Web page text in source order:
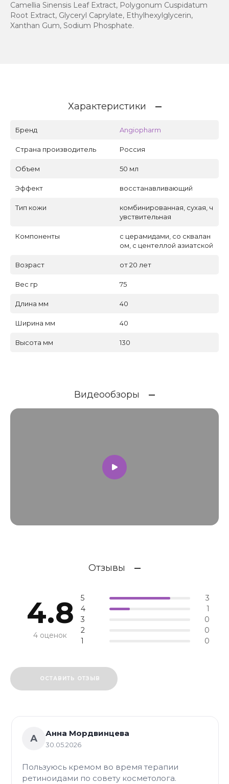
Camellia Sinensis Leaf Extract, Polygonum Cuspidatum
Root Extract, Glyceryl Caprylate, Ethylhexylglycerin,
Xanthan Gum, Sodium Phosphate.
Характеристики
Бренд Angiopharm
Страна производитель Россия
Объем 50 мл
Эффект восстанавливающий
Тип кожи
комбинированная, сухая, ч
увствительная
Компоненты
с церамидами, со сквалан
ом, с центеллой азиатской
Возраст от 20 лет
Вес гр 75
Длина мм 40
Ширина мм 40
Высота мм 130
Видеообзоры
Отзывы
4.8
4 оценок
5
3
4
1
3
0
2
0
1
0
ОСТАВИТЬ ОТЗЫВ
А Анна Мордвинцева
30.05.2026
Пользуюсь кремом во время терапии
ретиноидами по совету косметолога.